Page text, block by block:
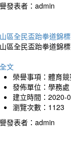
發表者：admin
區全民盃跆拳道錦
區全民盃跆拳道錦
文
榮譽事項：體育
發佈單位：學務處
建立時間：2020-
瀏覽次數：1123
發表者：admin